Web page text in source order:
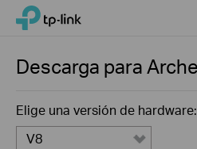
Click
navigation
TP-Link, Reliably Smart
Descarga para
Elige una versión de hardware:
V8